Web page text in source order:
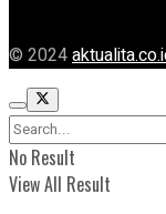
© 2024
No Result
View All Result